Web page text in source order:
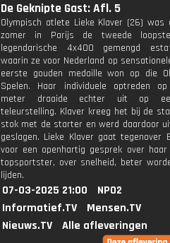
De Geknipte Gast: Afl. 5
Olympisch atlete Lieke Klaver (26) was
zomer in Parijs de tweede
legendarische 4x400 gemengd
waarin ze voor Nederland op
eerste gouden medaille won op die
Spelen. Haar individuele optreden
meter draaide echter uit op
teleurstelling. Klaver kreeg het bij de
stok met de starter en werd daardoor
geslagen. Lieke Klaver gaat tegenover
voor een openhartig gesprek over
topsportster, over snelheid, beter
lijden.
07-03-2025 21:00
NPO2
Informatief.TV
Mensen.TV
Nieuws.TV
Alle afleveringen